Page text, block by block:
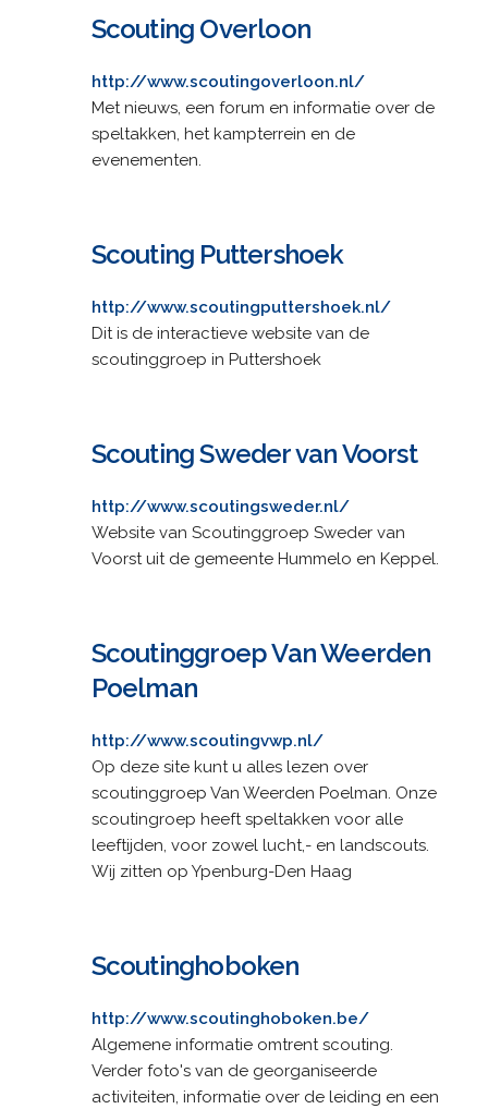
Scouting Overloon
http://www.scoutingoverloon.nl/
Met nieuws, een forum en informatie over de
speltakken, het kampterrein en de
evenementen.
Scouting Puttershoek
http://www.scoutingputtershoek.nl/
Dit is de interactieve website van de
scoutinggroep in Puttershoek
Scouting Sweder van Voorst
http://www.scoutingsweder.nl/
Website van Scoutinggroep Sweder van
Voorst uit de gemeente Hummelo en Keppel.
Scoutinggroep Van Weerden
Poelman
http://www.scoutingvwp.nl/
Op deze site kunt u alles lezen over
scoutinggroep Van Weerden Poelman. Onze
scoutingroep heeft speltakken voor alle
leeftijden, voor zowel lucht,- en landscouts.
Wij zitten op Ypenburg-Den Haag
Scoutinghoboken
http://www.scoutinghoboken.be/
Algemene informatie omtrent scouting.
Verder foto's van de georganiseerde
activiteiten, informatie over de leiding en een